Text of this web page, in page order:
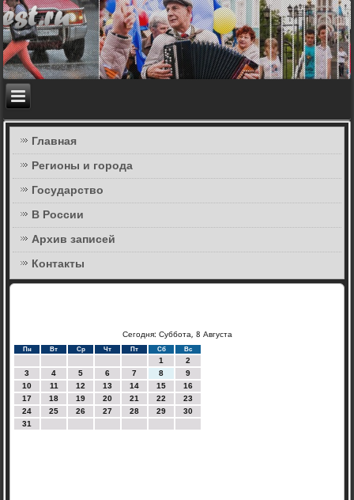
Главная
Регионы и города
Государство
В России
Архив записей
Контакты
Сегодня: Суббота, 8 Августа
Пн Вт Ср Чт Пт Сб Вс
1
2
3
4 5 6 7 8
9
10
11 12 13 14 15
16
17
18 19 20 21 22
23
24
25 26 27 28 29
30
31